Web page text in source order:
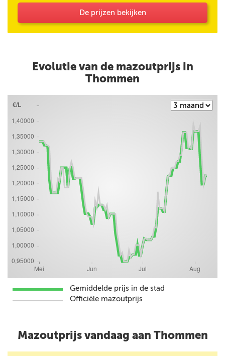
De prijzen bekijken
Evolutie van de mazoutprijs in
Thommen
Gemiddelde prijs in de stad
Officiële mazoutprijs
Mazoutprijs vandaag aan Thommen